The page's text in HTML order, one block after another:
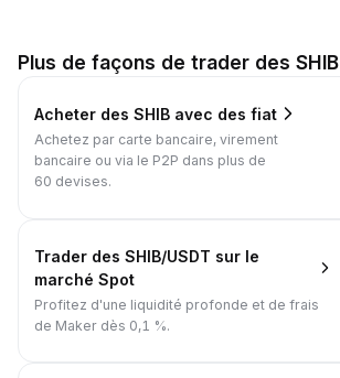
Plus de façons de trader des SHIB
Acheter des SHIB avec des fiat
Achetez par carte bancaire, virement
bancaire ou via le P2P dans plus de
60 devises.
Trader des SHIB/USDT sur le
marché Spot
Profitez d'une liquidité profonde et de frais
de Maker dès 0,1 %.